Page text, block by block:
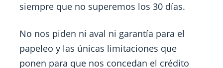
siempre que no superemos los 30 días.
No nos piden ni aval ni garantía para el
papeleo y las únicas limitaciones que
ponen para que nos concedan el crédito